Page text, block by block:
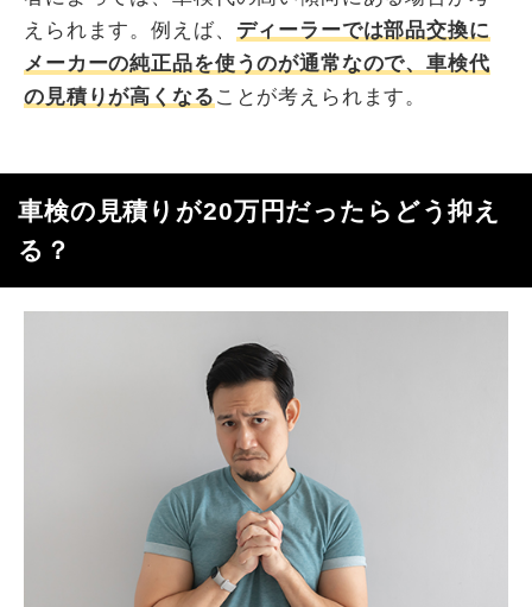
えられます。例えば、 ディーラーでは部品交換に
メーカーの純正品を使うのが通常なので、車検代
の見積りが高くなる ことが考えられます。
車検の見積りが20万円だったらどう抑え
る？